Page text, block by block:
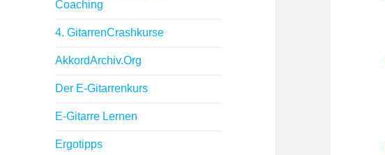
Coaching
4. GitarrenCrashkurse
AkkordArchiv.Org
Der E-Gitarrenkurs
E-Gitarre Lernen
Ergotipps